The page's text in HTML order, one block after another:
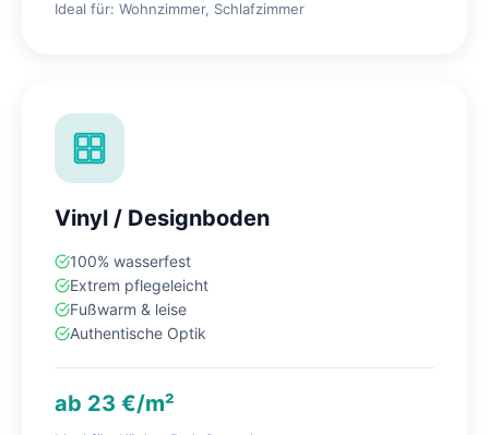
Ideal für: Wohnzimmer, Schlafzimmer
Vinyl / Designboden
100% wasserfest
Extrem pflegeleicht
Fußwarm & leise
Authentische Optik
ab 23 €/m²